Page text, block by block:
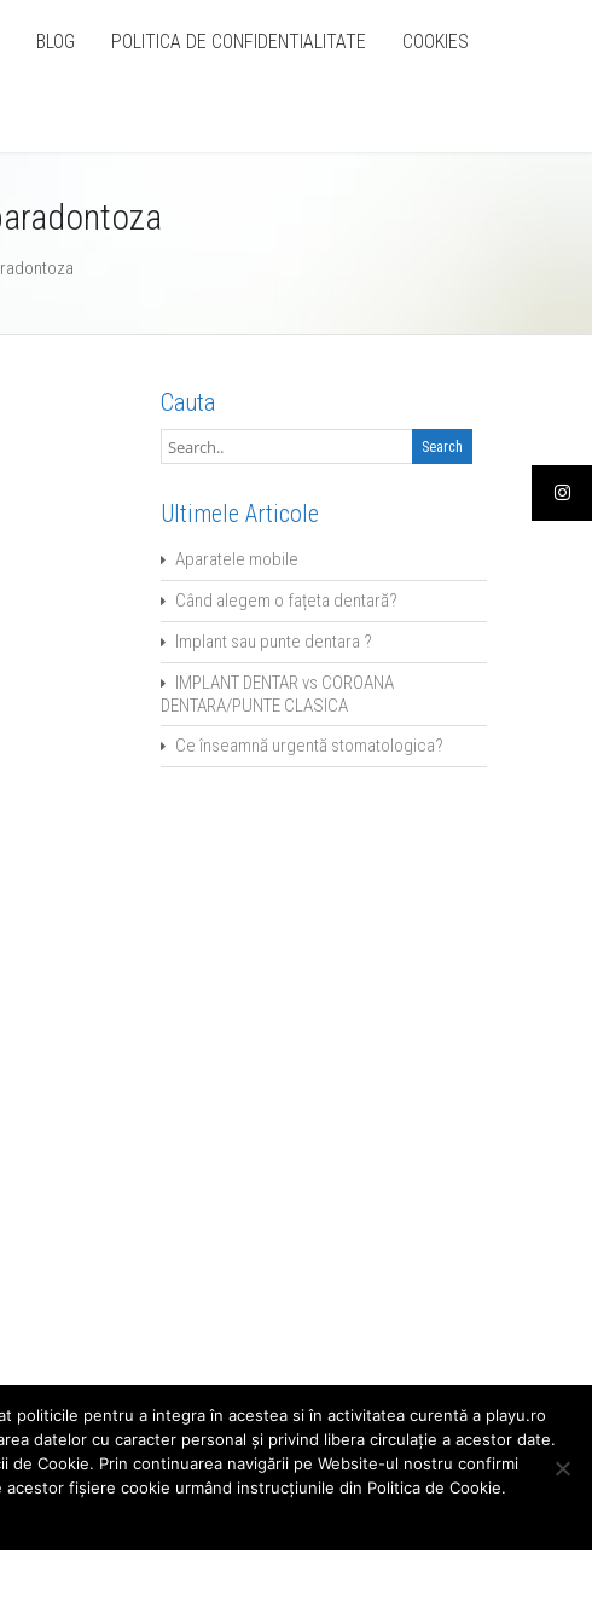
BLOG POLITICA DE CONFIDENTIALITATE COOKIES
Cauta
Ultimele Articole
Aparatele mobile
Când alegem o fațeta dentară?
Implant sau punte dentara ?
IMPLANT DENTAR vs COROANA
DENTARA/PUNTE CLASICA
Ce înseamnă urgentă stomatologica?
politicile pentru a integra în acestea si în activitatea curentă a playu.ro
datelor cu caracter personal și privind libera circulație a acestor date.
Cookie. Prin continuarea navigării pe Website-ul nostru confirmi
fişiere cookie urmând instrucțiunile din Politica de Cookie.